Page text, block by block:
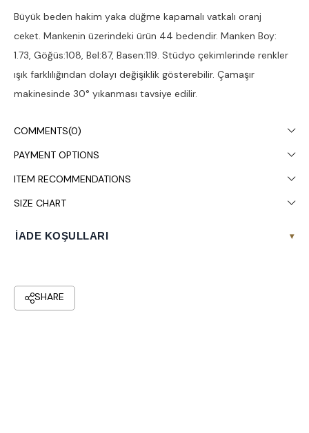
Büyük beden hakim yaka düğme kapamalı vatkalı oranj
ceket. Mankenin üzerindeki ürün 44 bedendir. Manken Boy:
1.73, Göğüs:108, Bel:87, Basen:119. Stüdyo çekimlerinde renkler
ışık farklılığından dolayı değişiklik gösterebilir. Çamaşır
makinesinde 30° yıkanması tavsiye edilir.
COMMENTS(0)
PAYMENT OPTIONS
ITEM RECOMMENDATIONS
SIZE CHART
İADE KOŞULLARI ▾